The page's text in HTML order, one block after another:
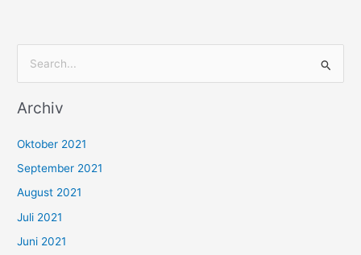
c
n
n
a
c
Archiv
Oktober 2021
September 2021
August 2021
Juli 2021
Juni 2021